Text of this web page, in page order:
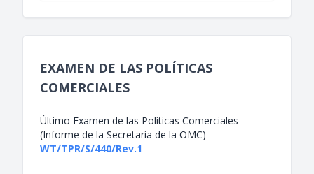
EXAMEN DE LAS POLÍTICAS
COMERCIALES
Último Examen de las Políticas Comerciales
(Informe de la Secretaría de la OMC)
WT/TPR/S/440/Rev.1